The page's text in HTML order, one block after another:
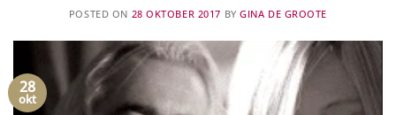
POSTED ON 28 OKTOBER 2017 BYGINA DE GROOTE
28
okt